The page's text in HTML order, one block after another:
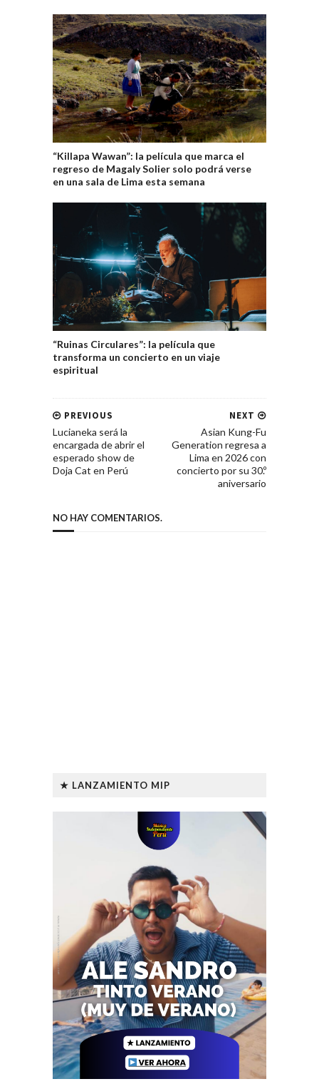
“Killapa Wawan”: la película que marca el
regreso de Magaly Solier solo podrá verse
en una sala de Lima esta semana
“Ruinas Circulares”: la película que
transforma un concierto en un viaje
espiritual
NEXT
Asian Kung-Fu
Generation regresa a
Lima en 2026 con
concierto por su 30.º
aniversario
PREVIOUS
Lucianeka será la
encargada de abrir el
esperado show de
Doja Cat en Perú
NO HAY COMENTARIOS.
★ LANZAMIENTO MIP